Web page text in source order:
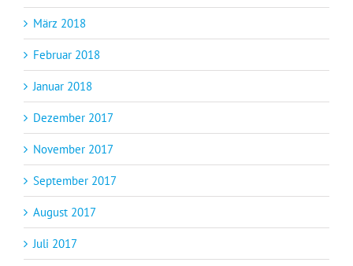
März 2018
Februar 2018
Januar 2018
Dezember 2017
November 2017
September 2017
August 2017
Juli 2017